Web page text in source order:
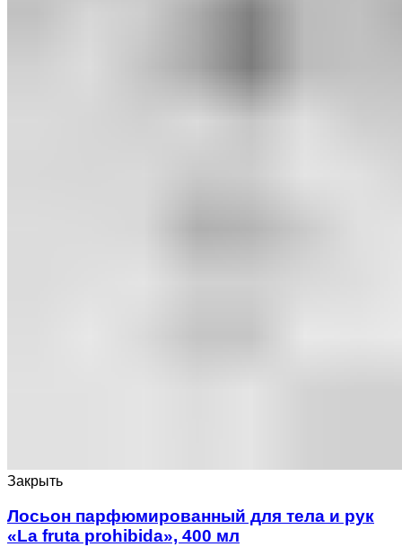
Закрыть
Лосьон парфюмированный для тела и рук
«La fruta prohibida», 400 мл